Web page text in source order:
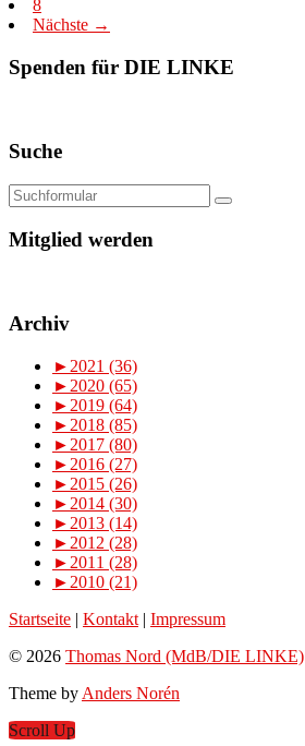
8
Nächste →
Spenden für DIE LINKE
Suche
Mitglied werden
Archiv
► 2021 (36)
► 2020 (65)
► 2019 (64)
► 2018 (85)
► 2017 (80)
► 2016 (27)
► 2015 (26)
► 2014 (30)
► 2013 (14)
► 2012 (28)
► 2011 (28)
► 2010 (21)
Startseite | Kontakt | Impressum
© 2026 Thomas Nord (MdB/DIE LINKE)
Theme by Anders Norén
Scroll Up